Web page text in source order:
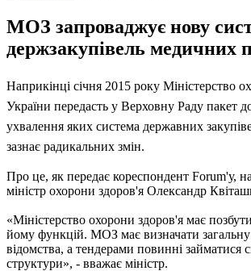
МОЗ запроваджує нову
держзакупівель медичних
Наприкінці січня 2015 року Міністерство
України передасть у Верховну Раду пакет
ухвалення яких система державних
зазнає радикальних змін.
Про це, як передає кореспондент Forum'у,
міністр охорони здоров'я Олександр
«Міністерство охорони здоров'я має
йому функцій. МОЗ має визначати загальну
відомства, а тендерами повинні займатися
структури», - вважає міністр.